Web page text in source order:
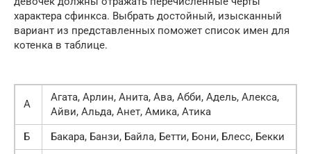
характера сфинкса. Выбрать достойный, изысканный
вариант из представленных поможет список имен для
котенка в таблице.
А
Агата, Арлин, Анита, Ава, Абби, Адель, Алекса,
Айви, Альда, Анет, Амика, Атика
Б
Бакара, Банзи, Байла, Бетти, Бони, Блесс, Бекки